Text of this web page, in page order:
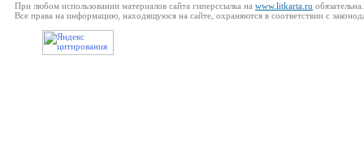
При любом использовании материалов сайта гиперссылка на www.litkarta.ru обязательна.
Все права на информацию, находящуюся на сайте, охраняются в соответствии с